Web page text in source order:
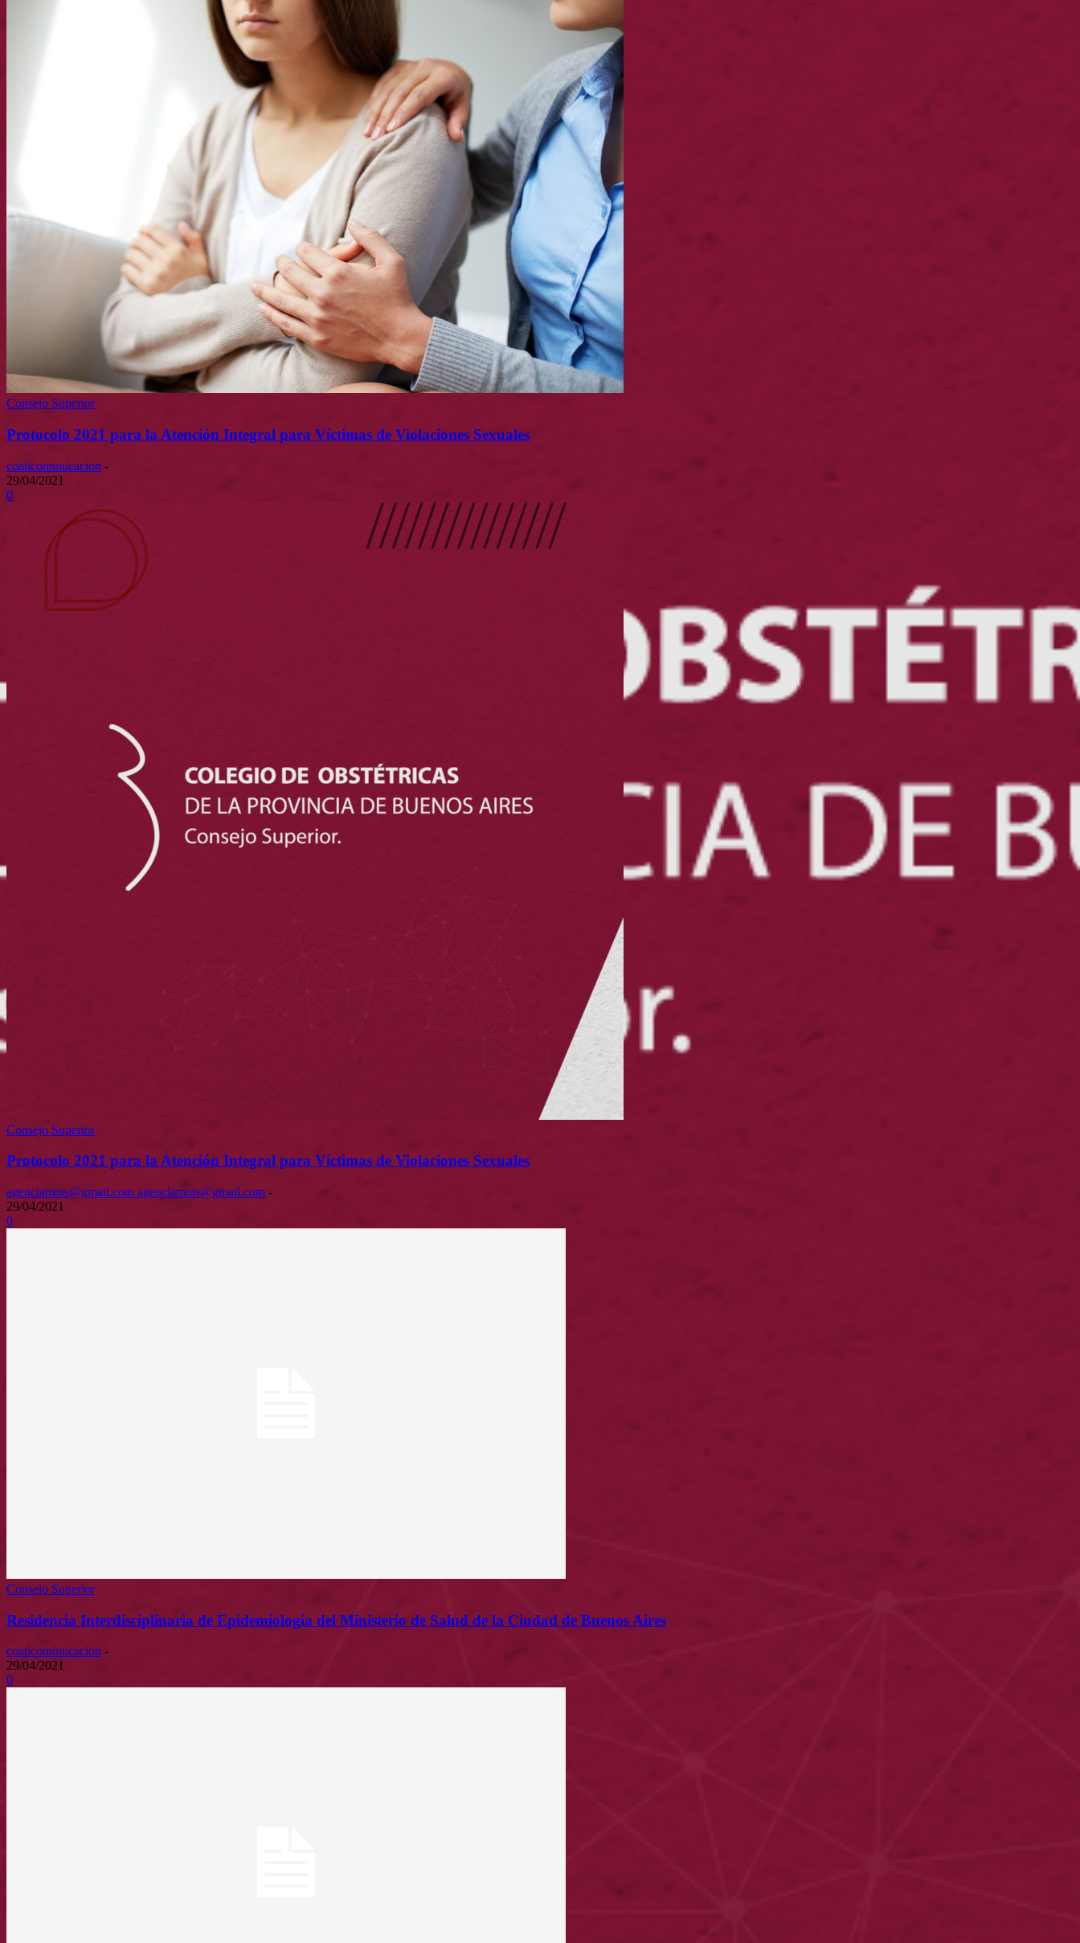
Consejo Superior
Protocolo 2021 para la Atención Integral para Víctimas de Violaciones Sexuales
coaticomunicacion -
29/04/2021
0
Consejo Superior
Protocolo 2021 para la Atención Integral para Víctimas de Violaciones Sexuales
agenciamots@gmail.com agenciamots@gmail.com -
29/04/2021
0
Consejo Superior
Residencia Interdisciplinaria de Epidemiología del Ministerio de Salud de la Ciudad de Buenos Aires
coaticomunicacion -
29/04/2021
0